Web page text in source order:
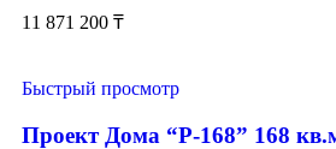
11 871 200 ₸
Быстрый просмотр
Проект Дома “Р-168” 168